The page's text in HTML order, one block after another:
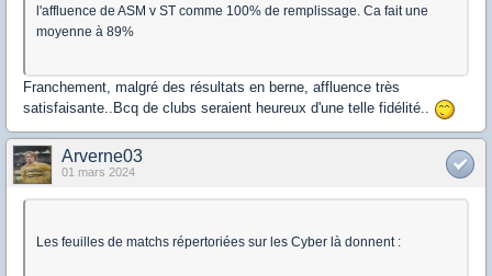
l'affluence de ASM v ST comme 100% de remplissage. Ca fait une
moyenne à 89%
Franchement, malgré des résultats en berne, affluence très
satisfaisante..Bcq de clubs seraient heureux d'une telle fidélité..
Arverne03
01 mars 2024
Les feuilles de matchs répertoriées sur les Cyber là donnent :